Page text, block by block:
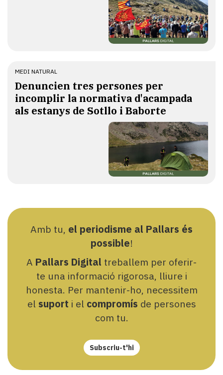
MEDI NATURAL
Denuncien tres persones per
incomplir la normativa d'acampada
als estanys de Sotllo i Baborte
Amb tu, el periodisme al Pallars és
possible!
A Pallars Digital treballem per oferir-
te una informació rigorosa, lliure i
honesta. Per mantenir-ho, necessitem
el suport i el compromís de persones
com tu.
Subscriu-t'hi